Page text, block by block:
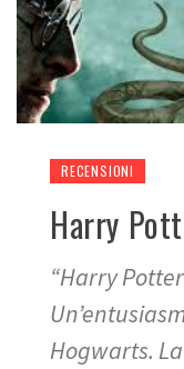
RECENSIONI
Harry
“Harry
Hogwarts.